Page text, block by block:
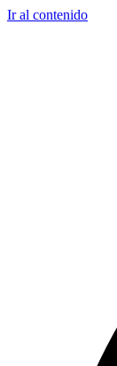
Ir al contenido